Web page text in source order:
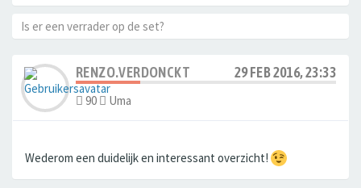
Is er een verrader op de set?
RENZO.VERDONCKT 29 FEB 2016, 23:33
90 Uma
Wederom een duidelijk en interessant overzicht!